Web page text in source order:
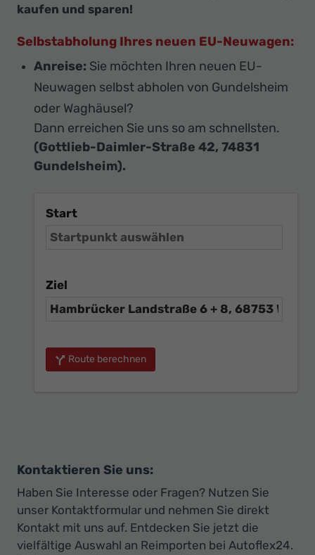
kaufen und sparen!
Selbstabholung Ihres neuen EU-Neuwagen:
Anreise: Sie möchten Ihren neuen EU-
Neuwagen selbst abholen von Gundelsheim
oder Waghäusel?
Dann erreichen Sie uns so am schnellsten.
(Gottlieb-Daimler-Straße 42, 74831
Gundelsheim).
Start
Ziel
Route berechnen
Kontaktieren Sie uns:
Haben Sie Interesse oder Fragen? Nutzen Sie
unser Kontaktformular und nehmen Sie direkt
Kontakt mit uns auf. Entdecken Sie jetzt die
vielfältige Auswahl an Reimporten bei Autoflex24.